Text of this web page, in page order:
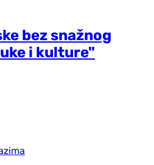
bez snažnog
i kulture"